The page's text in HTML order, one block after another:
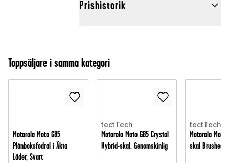
Prishistorik
Toppsäljare i samma kategori
Motorola Moto G85
Plånboksfodral i Äkta
Läder, Svart
tectTech
Motorola Moto G85 Crystal
Hybrid-skal, Genomskinlig
tectTech
Motorola Moto
skal Brushed,